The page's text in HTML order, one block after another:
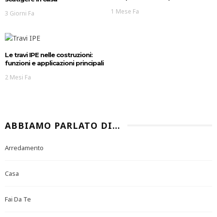
3 Giorni Fa 1 Mese Fa
Le travi IPE nelle costruzioni:
funzioni e applicazioni principali
2 Mesi Fa
ABBIAMO PARLATO DI…
Arredamento
Casa
Fai Da Te